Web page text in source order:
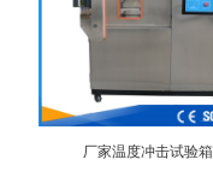
厂家温度冲击试验箱